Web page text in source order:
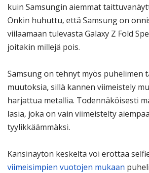
kuin Samsungin aiemmat
Onkin huhuttu, että Samsung on
viilaamaan tulevasta Galaxy Z Fold
joitakin millejä pois.
Samsung on tehnyt myös puhelimen
muutoksia, sillä kannen viimeistely
harjattua metallia. Todennäköisesti
lasia, joka on vain viimeistelty aiempaa
tyylikkäämmäksi.
Kansinäytön keskeltä voi erottaa
viimeisimpien vuotojen mukaan